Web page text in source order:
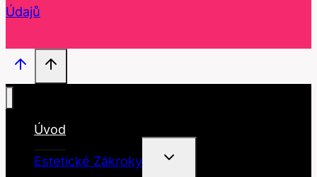
Údajů
Úvod
Estetické Zákroky
Toggle